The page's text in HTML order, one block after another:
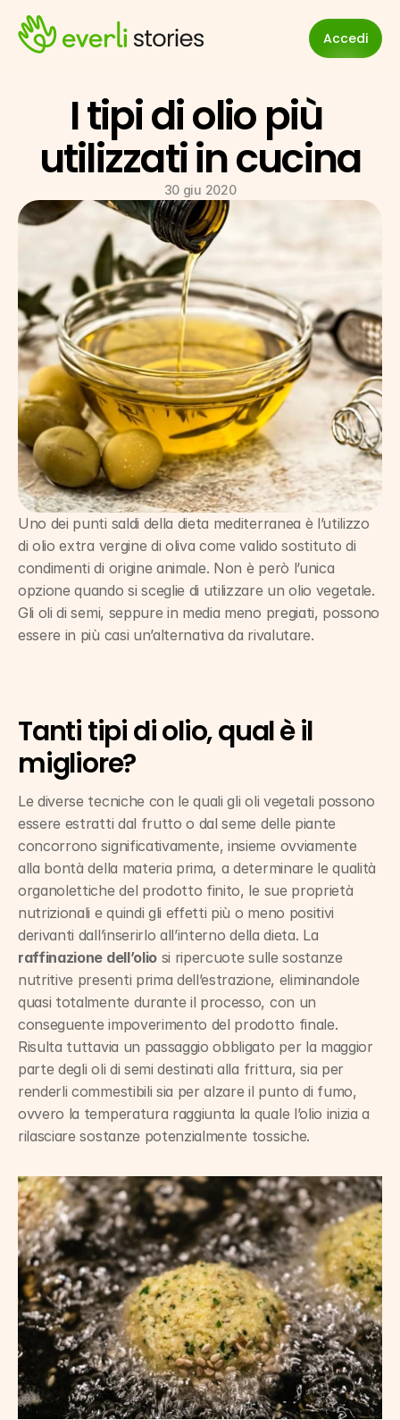
Accedi
I tipi di olio più
utilizzati in cucina
30 giu 2020
Uno dei punti saldi della dieta mediterranea è l’utilizzo
di olio extra vergine di oliva come valido sostituto di
condimenti di origine animale. Non è però l’unica
opzione quando si sceglie di utilizzare un olio vegetale.
Gli oli di semi, seppure in media meno pregiati, possono
essere in più casi un’alternativa da rivalutare.
Tanti tipi di olio, qual è il
migliore?
Le diverse tecniche con le quali gli oli vegetali possono
essere estratti dal frutto o dal seme delle piante
concorrono significativamente, insieme ovviamente
alla bontà della materia prima, a determinare le qualità
organolettiche del prodotto finito, le sue proprietà
nutrizionali e quindi gli effetti più o meno positivi
raffinazione dell’olio si ripercuote sulle sostanze
nutritive presenti prima dell’estrazione, eliminandole
quasi totalmente durante il processo, con un
conseguente impoverimento del prodotto finale.
Risulta tuttavia un passaggio obbligato per la maggior
parte degli oli di semi destinati alla frittura, sia per
renderli commestibili sia per alzare il punto di fumo,
ovvero la temperatura raggiunta la quale l’olio inizia a
rilasciare sostanze potenzialmente tossiche.